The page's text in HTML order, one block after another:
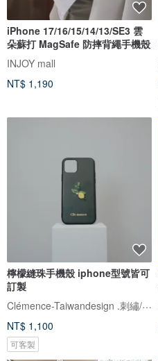
iPhone 17/16/15/14/13/SE3 雲
朵蘇打 MagSafe 防摔背繩手機殼
INJOY mall
NT$ 1,190
檸檬縫珠手機殼 iphone型號皆可
訂製
Clémence-Taiwandesign .刺繡/繡珠
NT$ 1,100
可客製